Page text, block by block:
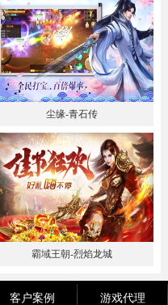
尘缘-青石传
霸域王朝-烈焰龙城
客户案例 游戏代理